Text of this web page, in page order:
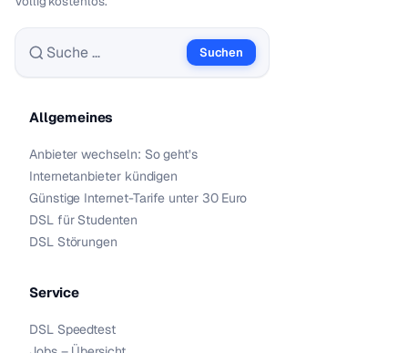
Suche nach:
Suchen
Allgemeines
Anbieter wechseln: So geht’s
Internetanbieter kündigen
Günstige Internet-Tarife unter 30 Euro
DSL für Studenten
DSL Störungen
Service
DSL Speedtest